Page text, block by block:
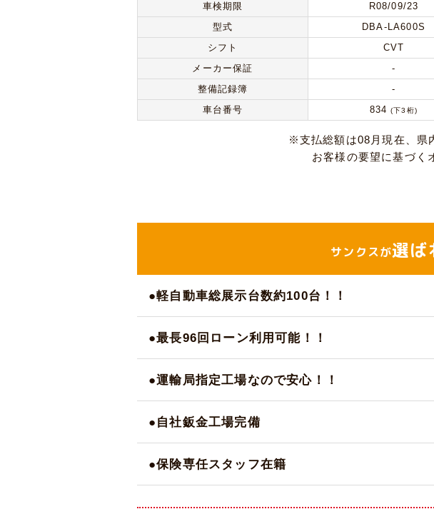
車検期限
R08/09/23
型式
DBA-LA600S
シフト
CVT
メーカー保証
-
整備記録簿
-
車台番号
834 (下3桁)
※支払総額は08月現在、県
お客様の要望に基づく
サンクスが選ば
●軽自動車総展示台数約100台！！
●最長96回ローン利用可能！！
●運輸局指定工場なので安心！！
●自社鈑金工場完備
●保険専任スタッフ在籍